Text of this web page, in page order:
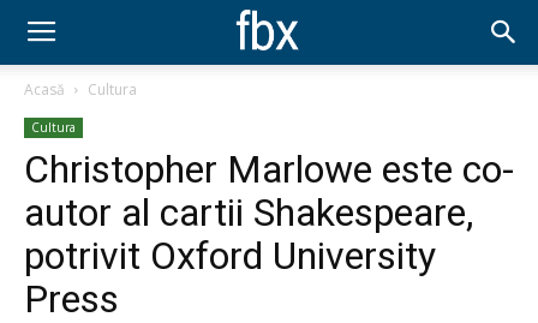
Acasă Cultura
Cultura
Christopher Marlowe este co-
autor al cartii Shakespeare,
potrivit Oxford University
Press